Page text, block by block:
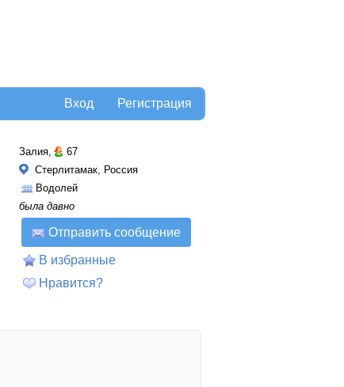
Регистрация
Вход
Залия,
67
Стерлитамак, Россия
Водолей
была давно
Отправить сообщение
В избранные
Нравится?